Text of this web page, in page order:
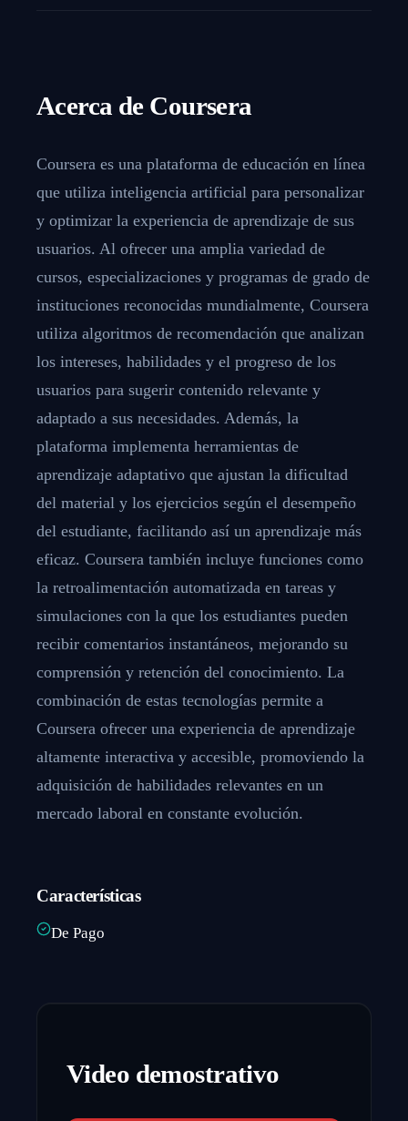
Acerca de Coursera
Coursera es una plataforma de educación en línea
que utiliza inteligencia artificial para personalizar
y optimizar la experiencia de aprendizaje de sus
usuarios. Al ofrecer una amplia variedad de
cursos, especializaciones y programas de grado de
instituciones reconocidas mundialmente, Coursera
utiliza algoritmos de recomendación que analizan
los intereses, habilidades y el progreso de los
usuarios para sugerir contenido relevante y
adaptado a sus necesidades. Además, la
plataforma implementa herramientas de
aprendizaje adaptativo que ajustan la dificultad
del material y los ejercicios según el desempeño
del estudiante, facilitando así un aprendizaje más
eficaz. Coursera también incluye funciones como
la retroalimentación automatizada en tareas y
simulaciones con la que los estudiantes pueden
recibir comentarios instantáneos, mejorando su
comprensión y retención del conocimiento. La
combinación de estas tecnologías permite a
Coursera ofrecer una experiencia de aprendizaje
altamente interactiva y accesible, promoviendo la
adquisición de habilidades relevantes en un
mercado laboral en constante evolución.
Características
De Pago
Video demostrativo